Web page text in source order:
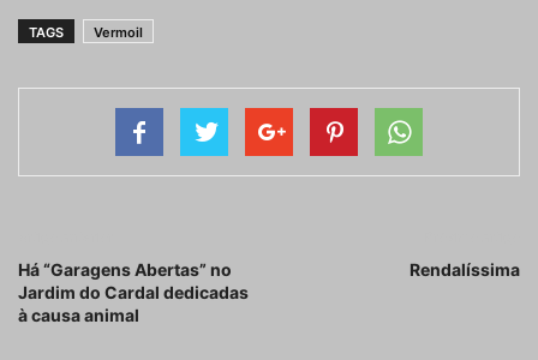
TAGS Vermoil
Há “Garagens Abertas” no
Jardim do Cardal dedicadas
à causa animal
Rendalíssima